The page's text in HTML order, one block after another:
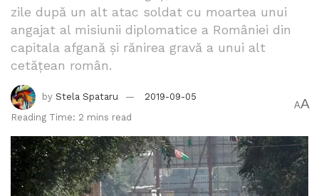
zile după un alt atac soldat cu moartea unui
angajat al misiunii diplomatice a României din
capitala afgană și rănirea gravă a unui alt
cetățean român.
by Stela Spataru
2019-09-05
Reading Time: 2 mins read
AA